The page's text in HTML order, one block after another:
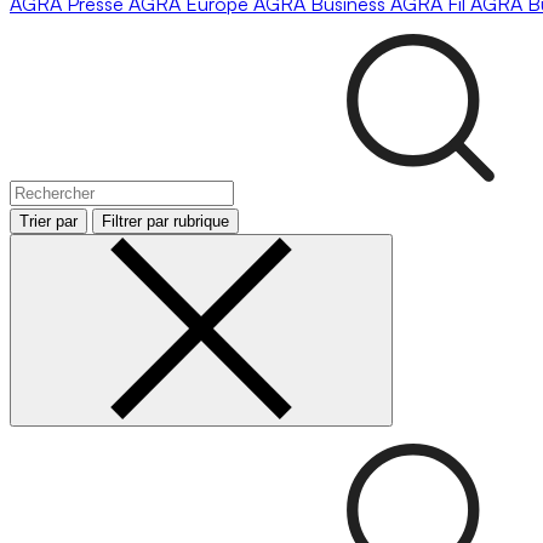
Trier par Filtrer par rubrique